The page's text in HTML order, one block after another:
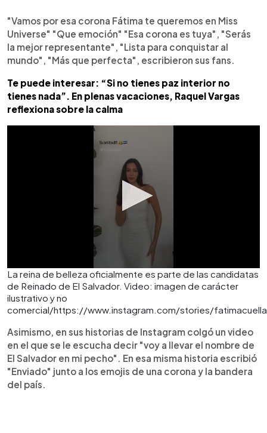
"Vamos por esa corona Fátima te queremos en Miss
Universe" "Que emoción" "Esa corona es tuya", "Serás
la mejor representante", "Lista para conquistar al
mundo", "Más que perfecta", escribieron sus fans.
Te puede interesar: “Si no tienes paz interior no
tienes nada”. En plenas vacaciones, Raquel Vargas
reflexiona sobre la calma
La reina de belleza oficialmente es parte de las candidatas
de Reinado de El Salvador. Video: imagen de carácter
ilustrativo y no
comercial/https://www.instagram.com/stories/
Asimismo, en sus historias de Instagram colgó un video
en el que se le escucha decir "voy a llevar el nombre de
El Salvador en mi pecho". En esa misma historia escribió
"Enviado" junto a los emojis de una corona y la bandera
del país.